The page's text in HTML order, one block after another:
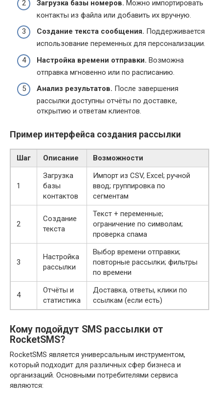
Загрузка базы номеров. Можно импортировать
контакты из файла или добавить их вручную.
Создание текста сообщения. Поддерживается
использование переменных для персонализации.
Настройка времени отправки. Возможна
отправка мгновенно или по расписанию.
Анализ результатов. После завершения
рассылки доступны отчёты по доставке,
открытию и ответам клиентов.
Пример интерфейса создания рассылки
Шаг Описание Возможности
1
Загрузка
базы
контактов
Импорт из CSV, Excel; ручной
ввод; группировка по
сегментам
2
Создание
текста
Текст + переменные;
ограничение по символам;
проверка спама
3
Настройка
рассылки
Выбор времени отправки;
повторные рассылки; фильтры
по времени
4
Отчёты и
статистика
Доставка, ответы, клики по
ссылкам (если есть)
Кому подойдут SMS рассылки от
RocketSMS?
RocketSMS является универсальным инструментом,
который подходит для различных сфер бизнеса и
организаций. Основными потребителями сервиса
являются: